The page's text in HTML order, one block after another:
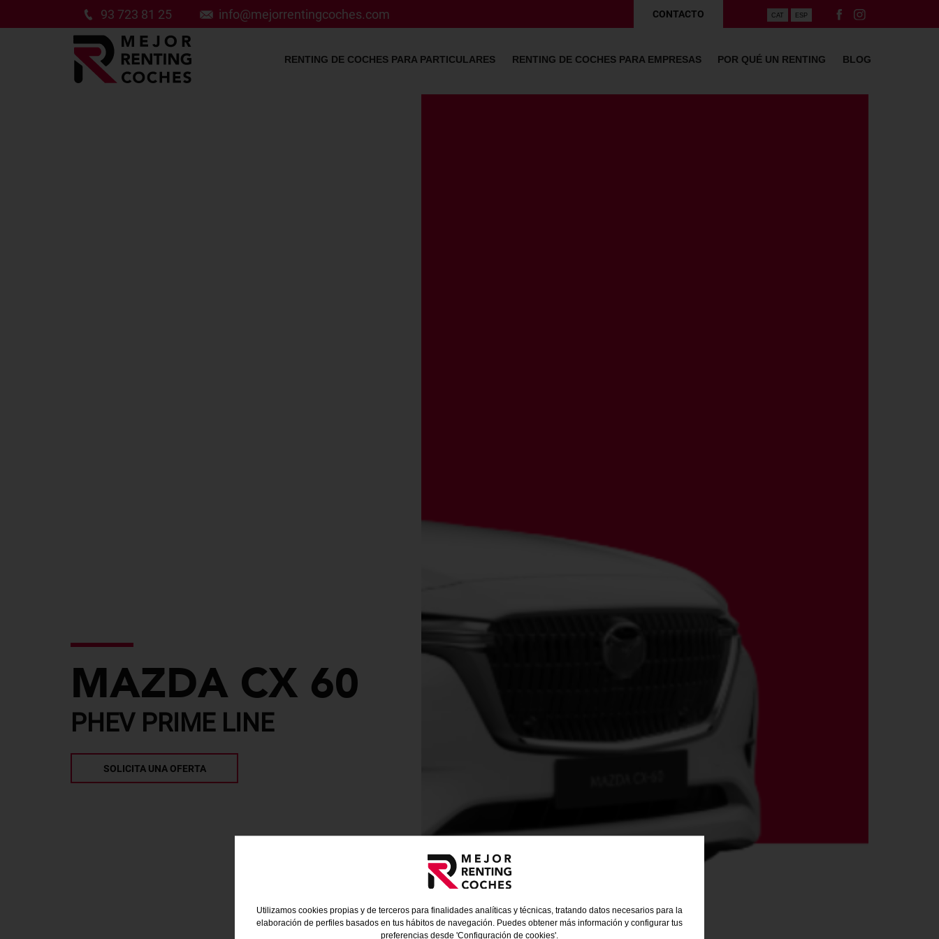
93 723 81 25 info@mejorrentingcoches.com CONTACTO CAT ESP
RENTING DE COCHES PARA PARTICULARES RENTING DE COCHES PARA EMPRESAS POR QUÉ UN RENTING BLOG
MAZDA CX 60
PHEV PRIME LINE
SOLICITA UNA OFERTA
Utilizamos cookies propias y de terceros para finalidades analíticas y técnicas, tratando datos necesarios para la
elaboración de perfiles basados en tus hábitos de navegación. Puedes obtener más información y configurar tus
preferencias desde 'Configuración de cookies'.